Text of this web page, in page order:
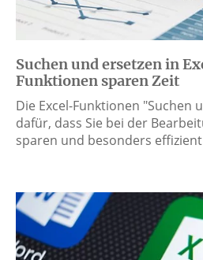
Suchen und ersetzen in
Funktionen sparen Zeit
Die Excel-Funktionen "Suchen
dafür, dass Sie bei der
sparen und besonders